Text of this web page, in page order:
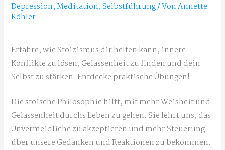
Depression,Meditation,Selbstführung/ VonAnnette
Köhler
Erfahre, wie Stoizismus dir helfen kann, innere
Konflikte zu lösen, Gelassenheit zu finden und dein
Selbst zu stärken. Entdecke praktische Übungen!
Die stoische Philosophie hilft, mit mehr Weisheit und
Gelassenheit durchs Leben zu gehen. Sie lehrt uns, das
Unvermeidliche zu akzeptieren und mehr Steuerung
über unsere Gedanken und Reaktionen zu bekommen.